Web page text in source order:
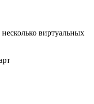
виртуальных